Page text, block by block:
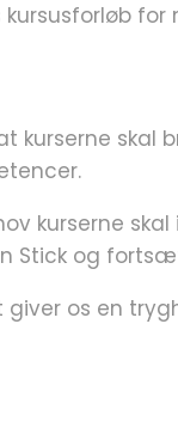
for
kurserne skal
kurserne
Stick og
os en